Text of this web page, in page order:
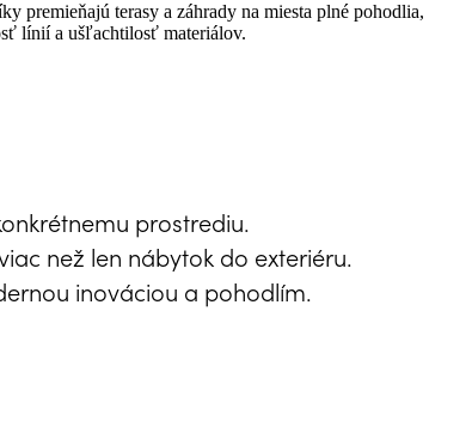
premieňajú terasy a záhrady na miesta plné pohodlia,
línií a ušľachtilosť materiálov.
prostrediu.
než len nábytok do exteriéru.
inováciou a pohodlím.